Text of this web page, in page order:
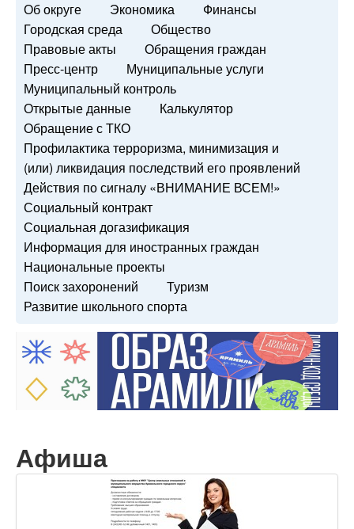
Об округе Экономика
Финансы
Городская среда
Общество
Правовые акты
Обращения граждан
Пресс-центр
Муниципальные услуги
Муниципальный контроль
Открытые данные
Калькулятор
Обращение с ТКО
Профилактика терроризма, минимизация и
(или) ликвидация последствий его проявлений
Действия по сигналу «ВНИМАНИЕ ВСЕМ!»
Социальный контракт
Социальная догазификация
Информация для иностранных граждан
Национальные проекты
Поиск захоронений
Туризм
Развитие школьного спорта
Афиша